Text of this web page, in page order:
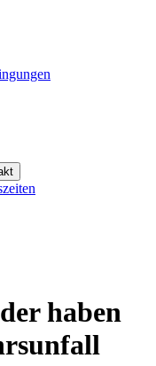
haben